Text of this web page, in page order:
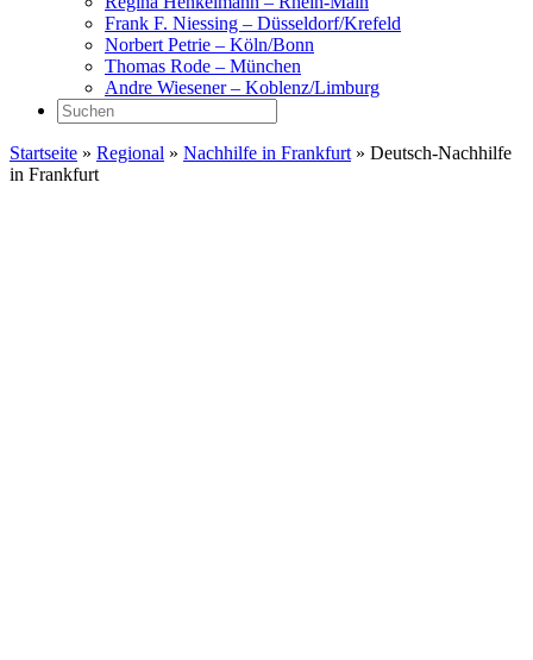
Frank F. Niessing – Düsseldorf/Krefeld
Norbert Petrie – Köln/Bonn
Thomas Rode – München
Andre Wiesener – Koblenz/Limburg
Startseite » Regional » Nachhilfe in Frankfurt» Deutsch-Nachhilfe
in Frankfurt